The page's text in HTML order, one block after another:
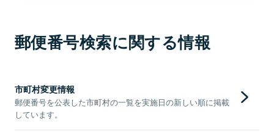
郵便番号検索に関する情報
市町村変更情報
郵便番号を公表した市町村の一覧を実施日の新しい順に掲載
しています。